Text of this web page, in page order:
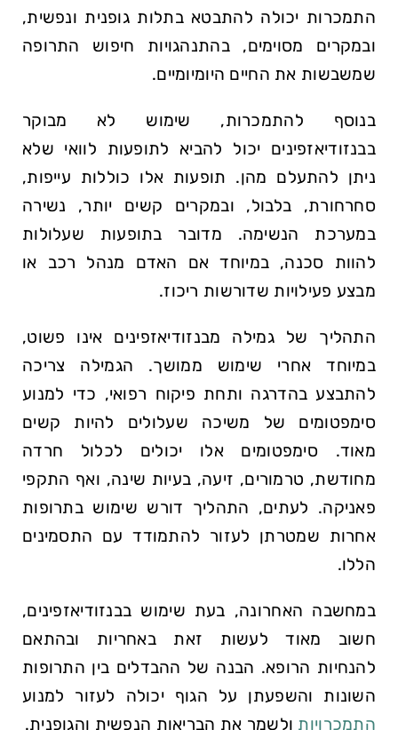
התמכרות יכולה להתבטא בתלות גופנית ונפשית,
ובמקרים מסוימים, בהתנהגויות חיפוש התרופה
שמשבשות את החיים היומיומיים.
בנוסף להתמכרות, שימוש לא מבוקר
בבנזודיאזפינים יכול להביא לתופעות לוואי שלא
ניתן להתעלם מהן. תופעות אלו כוללות עייפות,
סחרחורת, בלבול, ובמקרים קשים יותר, נשירה
במערכת הנשימה. מדובר בתופעות שעלולות
להוות סכנה, במיוחד אם האדם מנהל רכב או
מבצע פעילויות שדורשות ריכוז.
התהליך של גמילה מבנזודיאזפינים אינו פשוט,
במיוחד אחרי שימוש ממושך. הגמילה צריכה
להתבצע בהדרגה ותחת פיקוח רפואי, כדי למנוע
סימפטומים של משיכה שעלולים להיות קשים
מאוד. סימפטומים אלו יכולים לכלול חרדה
מחודשת, טרמורים, זיעה, בעיות שינה, ואף התקפי
פאניקה. לעתים, התהליך דורש שימוש בתרופות
אחרות שמטרתן לעזור להתמודד עם התסמינים
הללו.
במחשבה האחרונה, בעת שימוש בבנזודיאזפינים,
חשוב מאוד לעשות זאת באחריות ובהתאם
להנחיות הרופא. הבנה של ההבדלים בין התרופות
השונות והשפעתן על הגוף יכולה לעזור למנוע
התמכרויות ולשמר את הבריאות הנפשית והגופנית.